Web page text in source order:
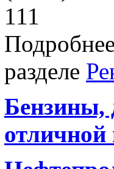
111
разделе
Бензины,
отличной